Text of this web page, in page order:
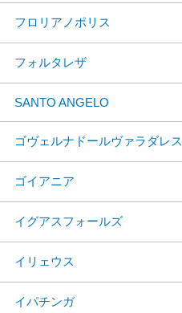
フロリアノポリス
フォルタレザ
SANTO ANGELO
ゴヴェルナドールヴァラダレス
ゴイアニア
イグアスフォールズ
イリェウス
イパチンガ